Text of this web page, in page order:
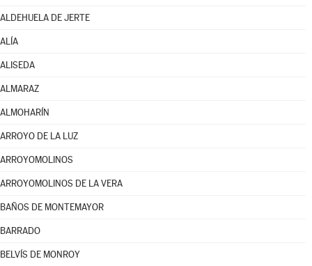
ALDEHUELA DE JERTE
ALÍA
ALISEDA
ALMARAZ
ALMOHARÍN
ARROYO DE LA LUZ
ARROYOMOLINOS
ARROYOMOLINOS DE LA VERA
BAÑOS DE MONTEMAYOR
BARRADO
BELVÍS DE MONROY